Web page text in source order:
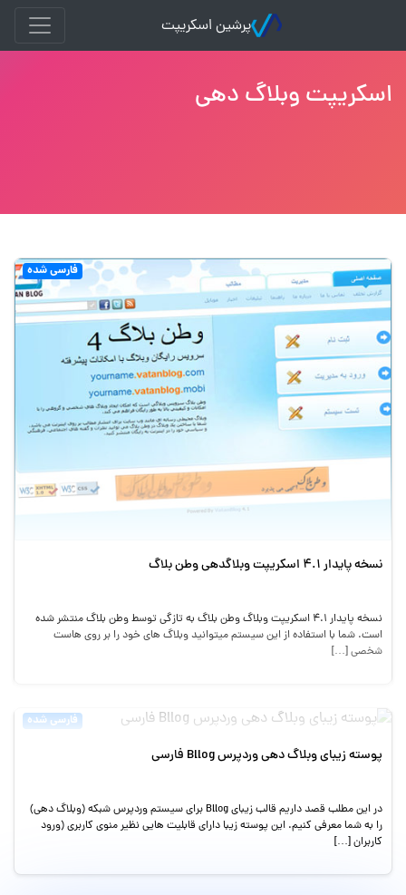
پرشین اسکریپت
اسکریپت وبلاگ دهی
فارسی شده
نسخه پایدار ۴.۱ اسکریپت وبلاگدهی وطن بلاگ
نسخه پایدار ۴.۱ اسکریپت وبلاگ وطن بلاگ به تازگی توسط وطن بلاگ منتشر شده
است. شما با استفاده از این سیستم میتوانید وبلاگ های خود را بر روی هاست
شخصی […]
فارسی شده
پوسته زیبای وبلاگ دهی وردپرس Bllog فارسی
در این مطلب قصد داریم قالب زیبای Bllog برای سیستم وردپرس شبکه (وبلاگ دهی)
را به شما معرفی کنیم. این پوسته زیبا دارای قابلیت هایی نظیر منوی کاربری (ورود
کاربران […]